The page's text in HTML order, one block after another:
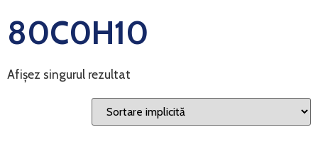
80C0H10
Afișez singurul rezultat